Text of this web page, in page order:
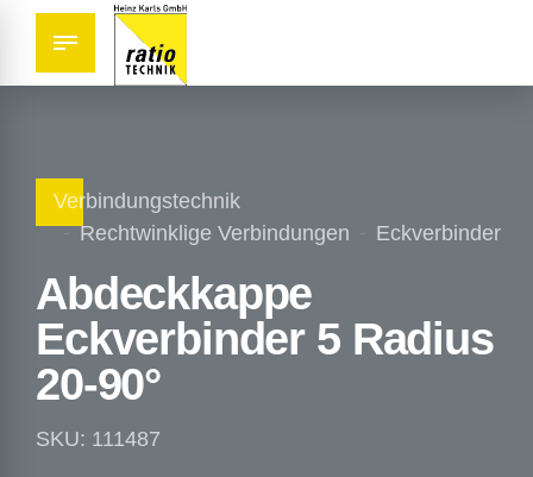
Verbindungstechnik
Rechtwinklige Verbindungen
Eckverbinder
Abdeckkappe
Eckverbinder 5 Radius
20-90°
SKU: 111487